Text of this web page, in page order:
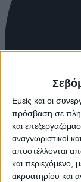
Εμείς και οι
πρόσβαση σε
και
αναγνωριστικοί
αποστέλλονται
και περιεχόμενο,
ακροατηρίου και